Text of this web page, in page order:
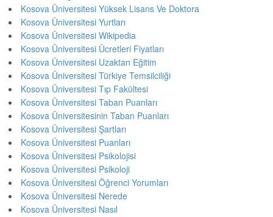
Kosova Üniversitesi Yüksek Lisans Ve Doktora
Kosova Üniversitesi Yurtları
Kosova Üniversitesi Wikipedia
Kosova Üniversitesi Ücretleri Fiyatları
Kosova Üniversitesi Uzaktan Eğitim
Kosova Üniversitesi Türkiye Temsilciliği
Kosova Üniversitesi Tıp Fakültesi
Kosova Üniversitesi Taban Puanları
Kosova Üniversitesinin Taban Puanları
Kosova Üniversitesi Şartları
Kosova Üniversitesi Puanları
Kosova Üniversitesi Psikolojisi
Kosova Üniversitesi Psikoloji
Kosova Üniversitesi Öğrenci Yorumları
Kosova Üniversitesi Nerede
Kosova Üniversitesi Nasıl